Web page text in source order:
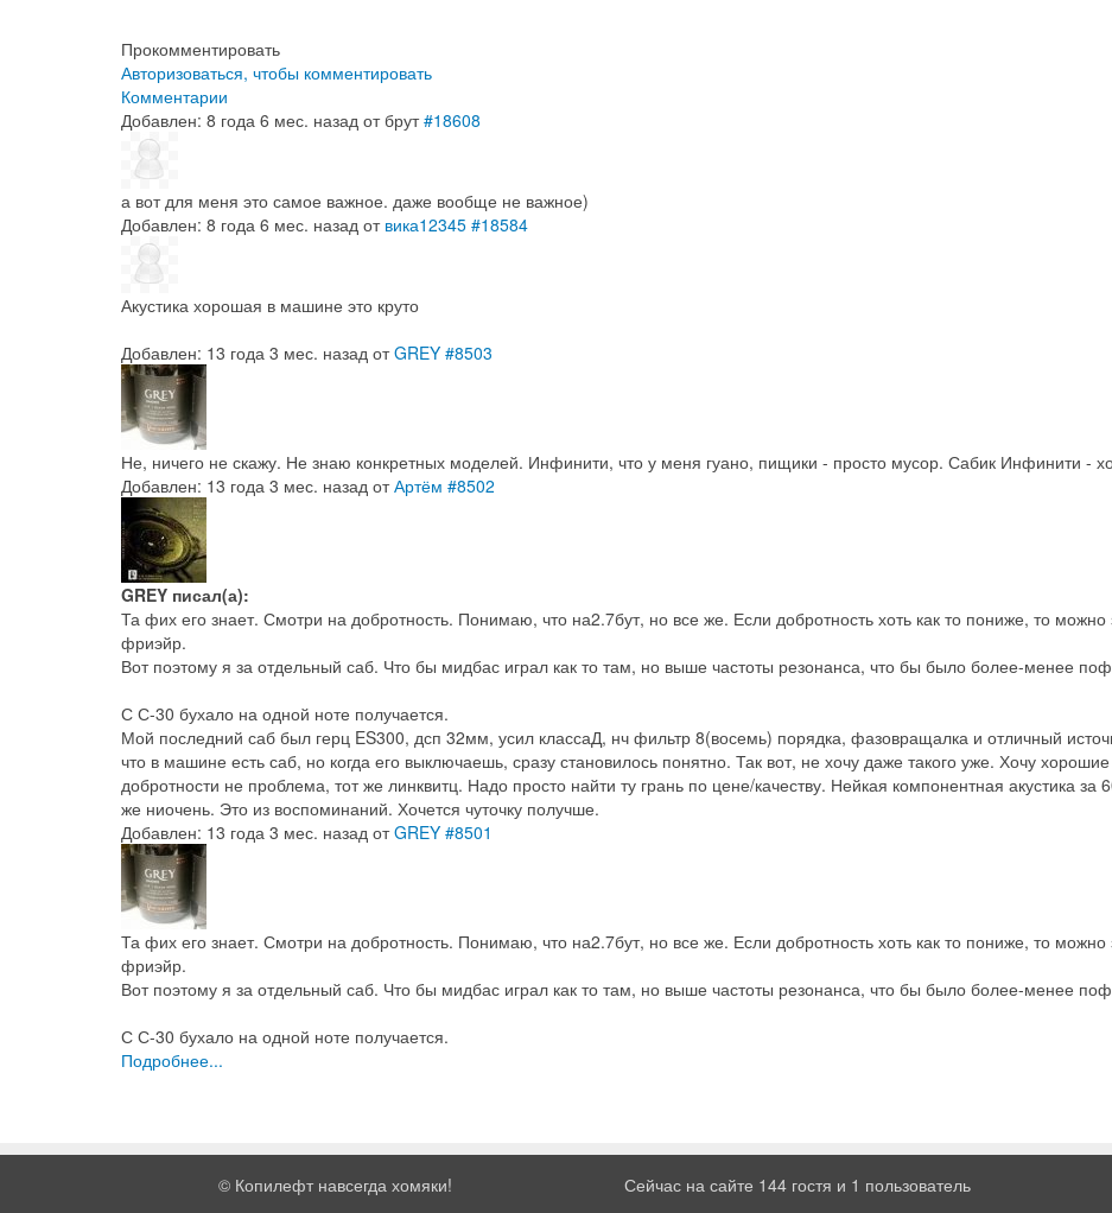
Прокомментировать
Авторизоваться, чтобы комментировать
Комментарии
Добавлен: 8 года 6 мес. назад отбрут #18608
а вот для меня это самое важное. даже вообще не важное)
Добавлен: 8 года 6 мес. назад от вика12345 #18584
Акустика хорошая в машине это круто
Добавлен: 13 года 3 мес. назад отGREY #8503
Не, ничего не скажу. Не знаю конкретных моделей. Инфинити, что у меня гуано, пищики - просто мусор. Сабик Инфинити -
Добавлен: 13 года 3 мес. назад отАртём #8502
GREY писал(а):
Та фих его знает. Смотри на добротность. Понимаю, что на2.7бут, но все же. Если добротность хоть как то пониже, то
фриэйр.
Вот поэтому я за отдельный саб. Что бы мидбас играл как то там, но выше частоты резонанса, что бы было более-менее
С С-30 бухало на одной ноте получается.
Мой последний саб был герц ES300, дсп 32мм, усил классаД, нч фильтр 8(восемь) порядка, фазовращалка и отличный
что в машине есть саб, но когда его выключаешь, сразу становилось понятно. Так вот, не хочу даже такого уже. Хочу
добротности не проблема, тот же линквитц. Надо просто найти ту грань по цене/качеству. Нейкая компонентная акустика
же ниочень. Это из воспоминаний. Хочется чуточку получше.
Добавлен: 13 года 3 мес. назад отGREY #8501
Та фих его знает. Смотри на добротность. Понимаю, что на2.7бут, но все же. Если добротность хоть как то пониже, то
фриэйр.
Вот поэтому я за отдельный саб. Что бы мидбас играл как то там, но выше частоты резонанса, что бы было более-менее
С С-30 бухало на одной ноте получается.
Подробнее...
© Копилефт навсегда хомяки! Сейчас на сайте 144 гостя и 1 пользователь